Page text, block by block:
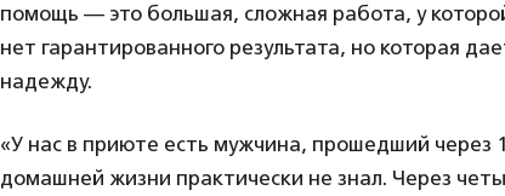
помощь — это большая, сложная работа, у
нет гарантированного результата, но которая
надежду.
«У нас в приюте есть мужчина, прошедший через
домашней жизни практически не знал. Через